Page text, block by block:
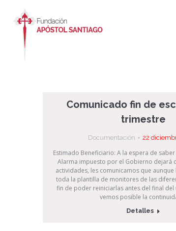
Comunicado fin de
trimestre
Documentación 22
Estimado Beneficiario: A la espera de
Alarma impuesto por el Gobierno dejará
actividades, les comunicamos que
toda la plantilla de monitores de las
fin de poder reiniciarlas antes del final
vemos posible la
Detalles